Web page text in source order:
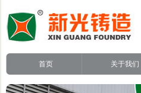
首页 关于我们